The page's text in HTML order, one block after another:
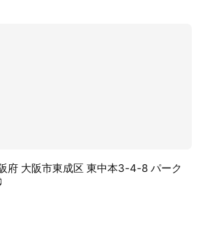
府 大阪市東成区 東中本3-4-8 パーク